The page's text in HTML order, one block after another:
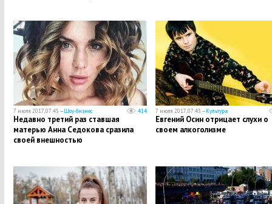
7 июля 2017, 07:45 —Шоу-бизнес 414
Недавно третий раз ставшая
матерью Анна Седокова сразила
своей внешностью
7 июля 2017, 07:43 —Культура
Евгений Осин отрицает слухи о
своем алкоголизме